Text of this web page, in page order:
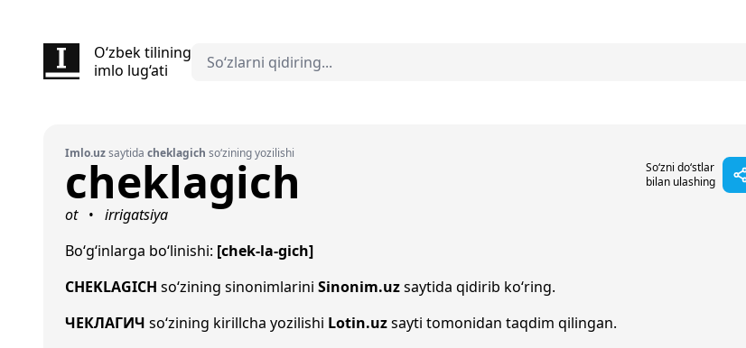
O‘zbek tilining
imlo lug‘ati
Imlo.uzsaytida cheklagich so‘zining yozilishi
cheklagich
So‘zni do‘stlar
bilan ulashing
ot •
irrigatsiya
Bo‘g‘inlarga bo‘linishi: [chek-la-gich]
CHEKLAGICH so‘zining sinonimlarini Sinonim.uzsaytida qidirib ko‘ring.
ЧЕКЛАГИЧ so‘zining kirillcha yozilishi Lotin.uzsayti tomonidan taqdim qilingan.